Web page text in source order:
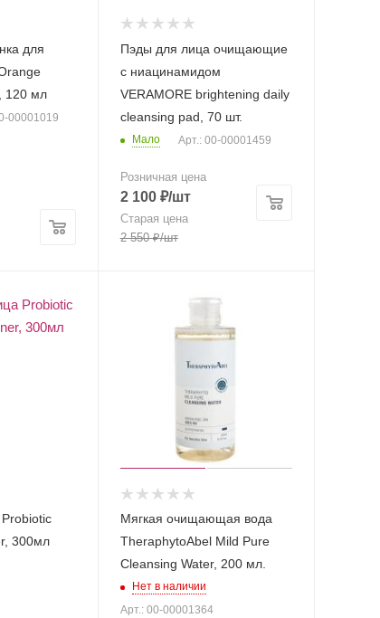
для
120 мл
00001019
Пэды для лица очищающие
с ниацинамидом
VERAMORE brightening daily
cleansing pad, 70 шт.
Мало Арт.: 00-00001459
Розничная цена
2 100₽/шт
Старая цена
2 550₽/шт
300мл
Мягкая очищающая вода
TheraphytoAbel Mild Pure
Cleansing Water, 200 мл.
Нет в наличии
Арт.: 00-00001364